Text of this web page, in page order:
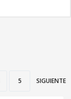
5 SIGUIENTE